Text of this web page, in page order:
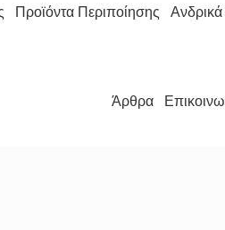
Προϊόντα Περιποίησης
Άρθρα